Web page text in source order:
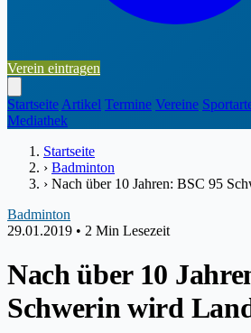
Verein eintragen
Startseite Artikel Termine Vereine
Mediathek
Startseite
› Badminton
› Nach über 10 Jahren: BSC 95
Badminton
29.01.2019 • 2 Min Lesezeit
Nach über 10
Schwerin wird